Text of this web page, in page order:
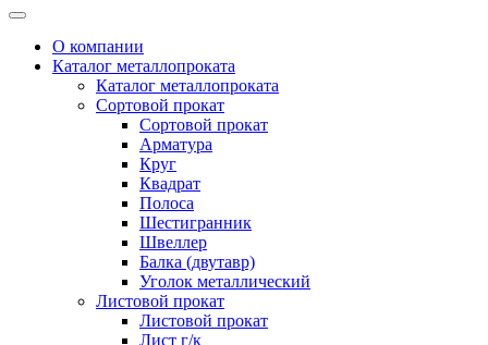
О компании
Каталог металлопроката
Каталог металлопроката
Сортовой прокат
Сортовой прокат
Арматура
Круг
Квадрат
Полоса
Шестигранник
Швеллер
Балка (двутавр)
Уголок металлический
Листовой прокат
Листовой прокат
Лист г/к